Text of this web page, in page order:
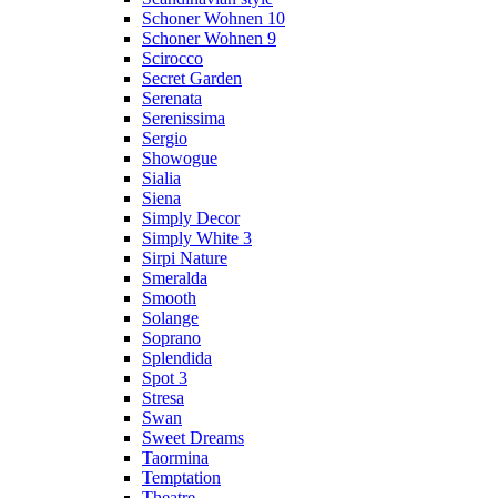
Schoner Wohnen 10
Schoner Wohnen 9
Scirocco
Secret Garden
Serenata
Serenissima
Sergio
Showogue
Sialia
Siena
Simply Decor
Simply White 3
Sirpi Nature
Smeralda
Smooth
Solange
Soprano
Splendida
Spot 3
Stresa
Swan
Sweet Dreams
Taormina
Temptation